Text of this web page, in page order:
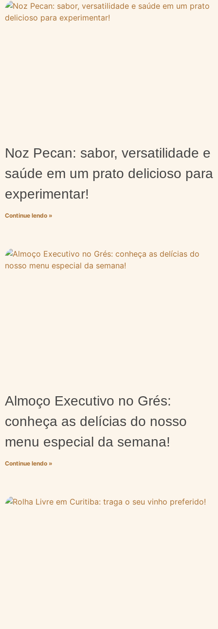
Noz Pecan: sabor, versatilidade e
saúde em um prato delicioso para
experimentar!
Continue lendo »
Almoço Executivo no Grés:
conheça as delícias do nosso
menu especial da semana!
Continue lendo »